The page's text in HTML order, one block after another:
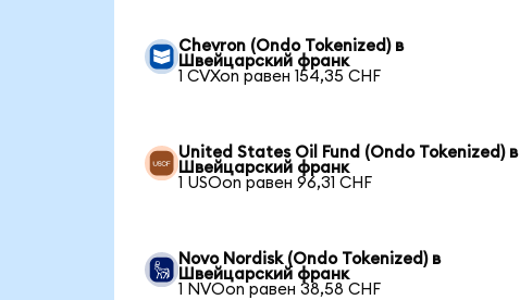
Chevron (Ondo Tokenized) в
Швейцарский франк
1 CVXon равен 154,35 CHF
United States Oil Fund (Ondo Tokenized) в
Швейцарский франк
1 USOon равен 96,31 CHF
Novo Nordisk (Ondo Tokenized) в
Швейцарский франк
1 NVOon равен 38,58 CHF